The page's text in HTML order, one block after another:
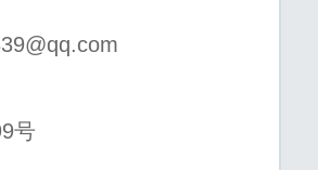
号